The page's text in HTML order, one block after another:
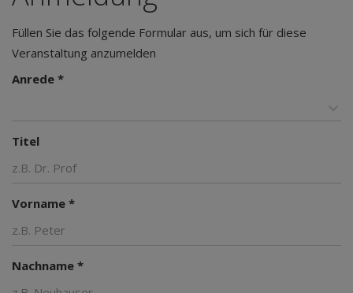
Füllen Sie das folgende Formular aus, um sich für diese
Veranstaltung anzumelden
Anrede *
Titel
Vorname *
Nachname *